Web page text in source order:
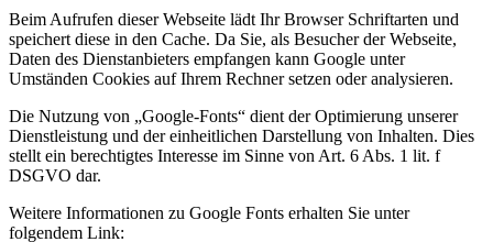
Beim Aufrufen dieser Webseite lädt Ihr Browser Schriftarten und
speichert diese in den Cache. Da Sie, als Besucher der Webseite,
Daten des Dienstanbieters empfangen kann Google unter
Umständen Cookies auf Ihrem Rechner setzen oder analysieren.
Die Nutzung von „Google-Fonts“ dient der Optimierung unserer
Dienstleistung und der einheitlichen Darstellung von Inhalten. Dies
stellt ein berechtigtes Interesse im Sinne von Art. 6 Abs. 1 lit. f
DSGVO dar.
Weitere Informationen zu Google Fonts erhalten Sie unter
folgendem Link: